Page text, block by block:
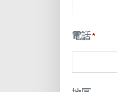
YYYY
電話 *